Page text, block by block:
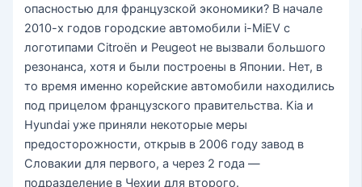
опасностью для французской экономики? В начале
2010-х годов городские автомобили i-MiEV с
логотипами Citroën и Peugeot не вызвали большого
резонанса, хотя и были построены в Японии. Нет, в
то время именно корейские автомобили находились
под прицелом французского правительства. Kia и
Hyundai уже приняли некоторые меры
предосторожности, открыв в 2006 году завод в
Словакии для первого, а через 2 года —
подразделение в Чехии для второго.